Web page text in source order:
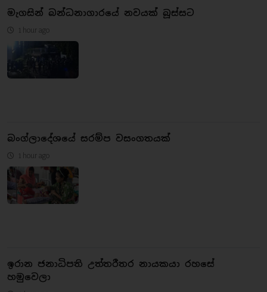
මැගසින් බන්ධනාගාරයේ නවයක් බූස්සට
1 hour ago
බංග්ලාදේශයේ සරම්ප වසංගතයක්
1 hour ago
ඉරාන ජනාධිපති උත්තරීතර නායකයා රහසේ
හමුවෙලා